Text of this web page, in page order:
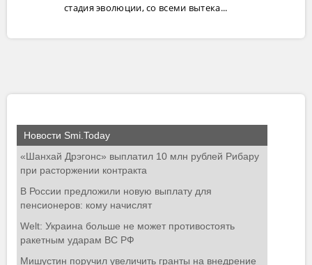
стадия эволюции, со всеми вытека...